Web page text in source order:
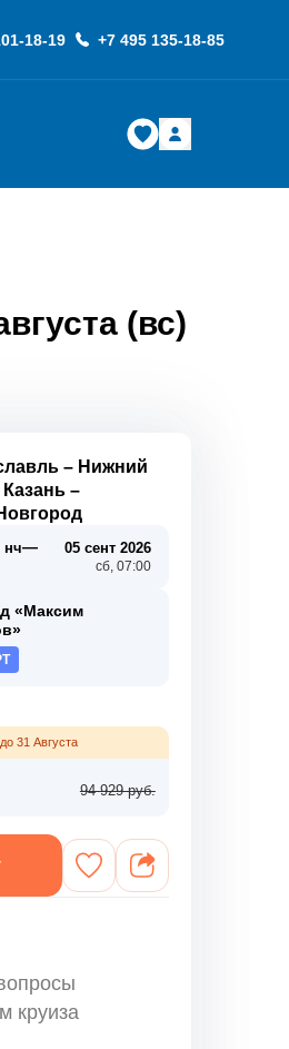
18-19 +7 495 135-18-85
(вс)
– Нижний
Казань –
нч— 05 сент 2026
сб, 07:00
«Максим
31 Августа
94 929 руб.
круиза